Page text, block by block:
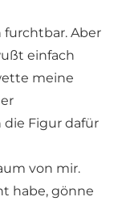
furchtbar. Aber
einfach
meine
die Figur dafür
von mir.
habe, gönne